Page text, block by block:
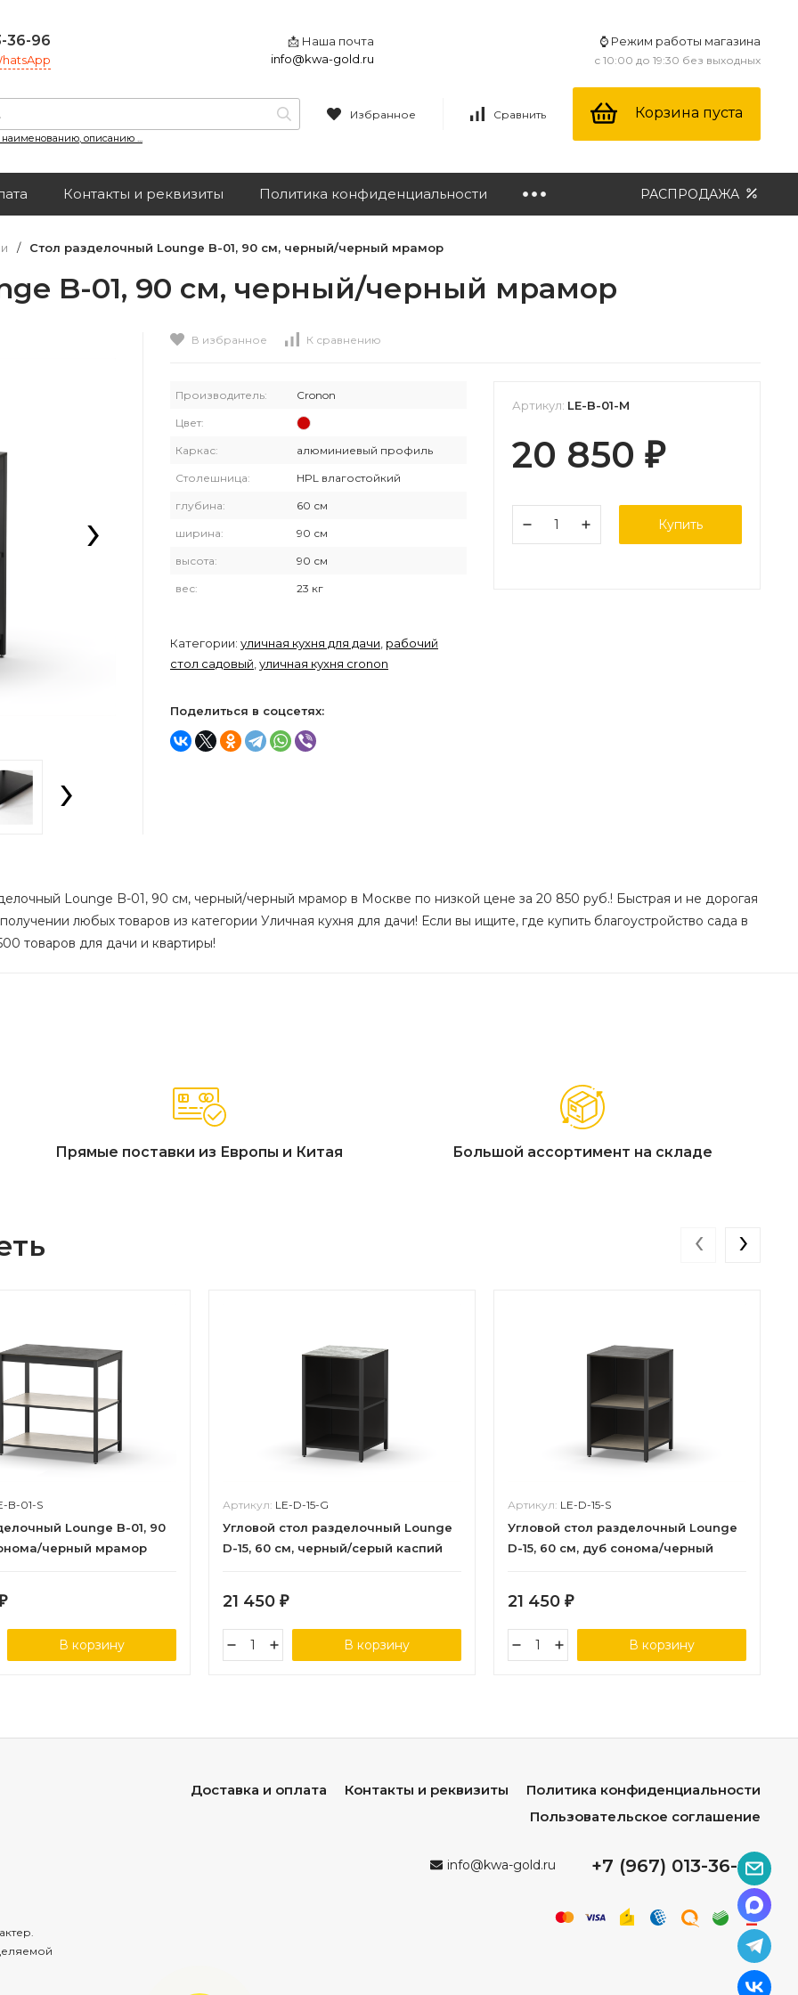
36-96
📩 Наша почта
info@kwa-gold.ru
⌚ Режим работы магазина
с 10:00 до 19:30 без выходных
наименованию, описанию ...
Избранное Сравнить Корзина пуста
Контакты и реквизиты Политика конфиденциальности РАСПРОДАЖА
/ Cтол разделочный Lounge B-01, 90 см, черный/черный мрамор
B-01, 90 см, черный/черный мрамор
›
›
В избранное К сравнению
Производитель: Cronon
Цвет:
Каркас: алюминиевый профиль
Столешница: HPL влагостойкий
глубина: 60 см
ширина: 90 см
высота: 90 см
вес: 23 кг
Категории: уличная кухня для дачи рабочий
стол садовый уличная кухня cronon
Поделиться в соцсетях:
Артикул: LE-B-01-M
20 850 ₽
Купить
Lounge B-01, 90 см, черный/черный мрамор в Москве по низкой цене за 20 850 руб.! Быстрая и не дорогая
любых товаров из категории Уличная кухня для дачи! Если вы ищите, где купить благоустройство сада в
товаров для дачи и квартиры!
Прямые поставки из Европы и Китая Большой ассортимент на складе
B-01-S
Lounge B-01, 90
черный мрамор
В корзину
Артикул: LE-D-15-G
Угловой стол разделочный Lounge
D-15, 60 см, черный/серый каспий
21 450 ₽
В корзину
Артикул: LE-D-15-S
Угловой стол разделочный Lounge
D-15, 60 см, дуб сонома/черный
21 450 ₽
В корзину
‹ ›
Доставка и оплата Контакты и реквизиты
Политика конфиденциальности
Пользовательское соглашение
info@kwa-gold.ru +7 (967) 013-36-96